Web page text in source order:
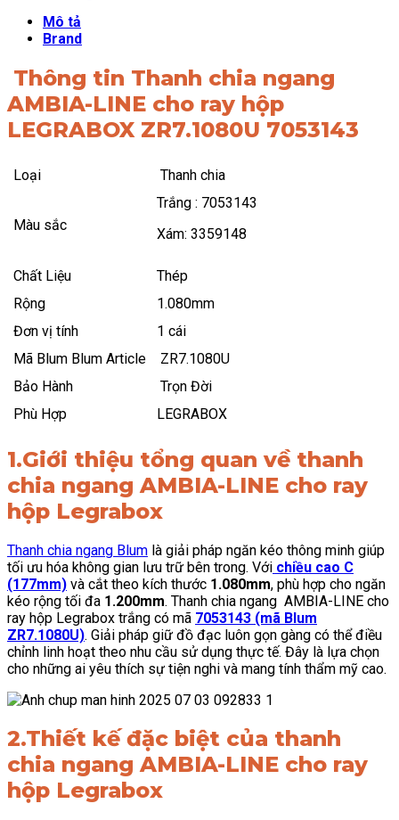
Mô tả
Brand
Thông tin Thanh chia ngang
AMBIA-LINE cho ray hộp
LEGRABOX ZR7.1080U 7053143
Loại Thanh chia
Màu sắc
Trắng : 7053143
Xám: 3359148
Chất Liệu
Thép
Rộng
1.080mm
Đơn vị tính
1 cái
Mã Blum Blum Article
ZR7.1080U
Bảo Hành
Trọn Đời
Phù Hợp
LEGRABOX
1.Giới thiệu tổng quan về thanh
chia ngang AMBIA-LINE cho ray
hộp Legrabox
Thanh chia ngang Blum là giải pháp ngăn kéo thông minh giúp
tối ưu hóa không gian lưu trữ bên trong. Với chiều cao C
(177mm) và cắt theo kích thước 1.080mm, phù hợp cho ngăn
kéo rộng tối đa 1.200mm. Thanh chia ngang AMBIA-LINE cho
ray hộp Legrabox trắng có mã 7053143 (mã Blum
ZR7.1080U). Giải pháp giữ đồ đạc luôn gọn gàng có thể điều
chỉnh linh hoạt theo nhu cầu sử dụng thực tế. Đây là lựa chọn
cho những ai yêu thích sự tiện nghi và mang tính thẩm mỹ cao.
2.Thiết kế đặc biệt của thanh
chia ngang AMBIA-LINE cho ray
hộp Legrabox